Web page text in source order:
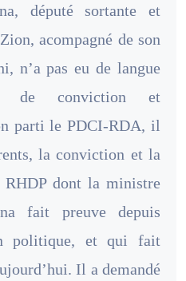
député sortante et
acompagné de son
n’a pas eu de langue
de conviction et
parti le PDCI-RDA, il
la conviction et la
dont la ministre
fait preuve depuis
politique, et qui fait
Il a demandé